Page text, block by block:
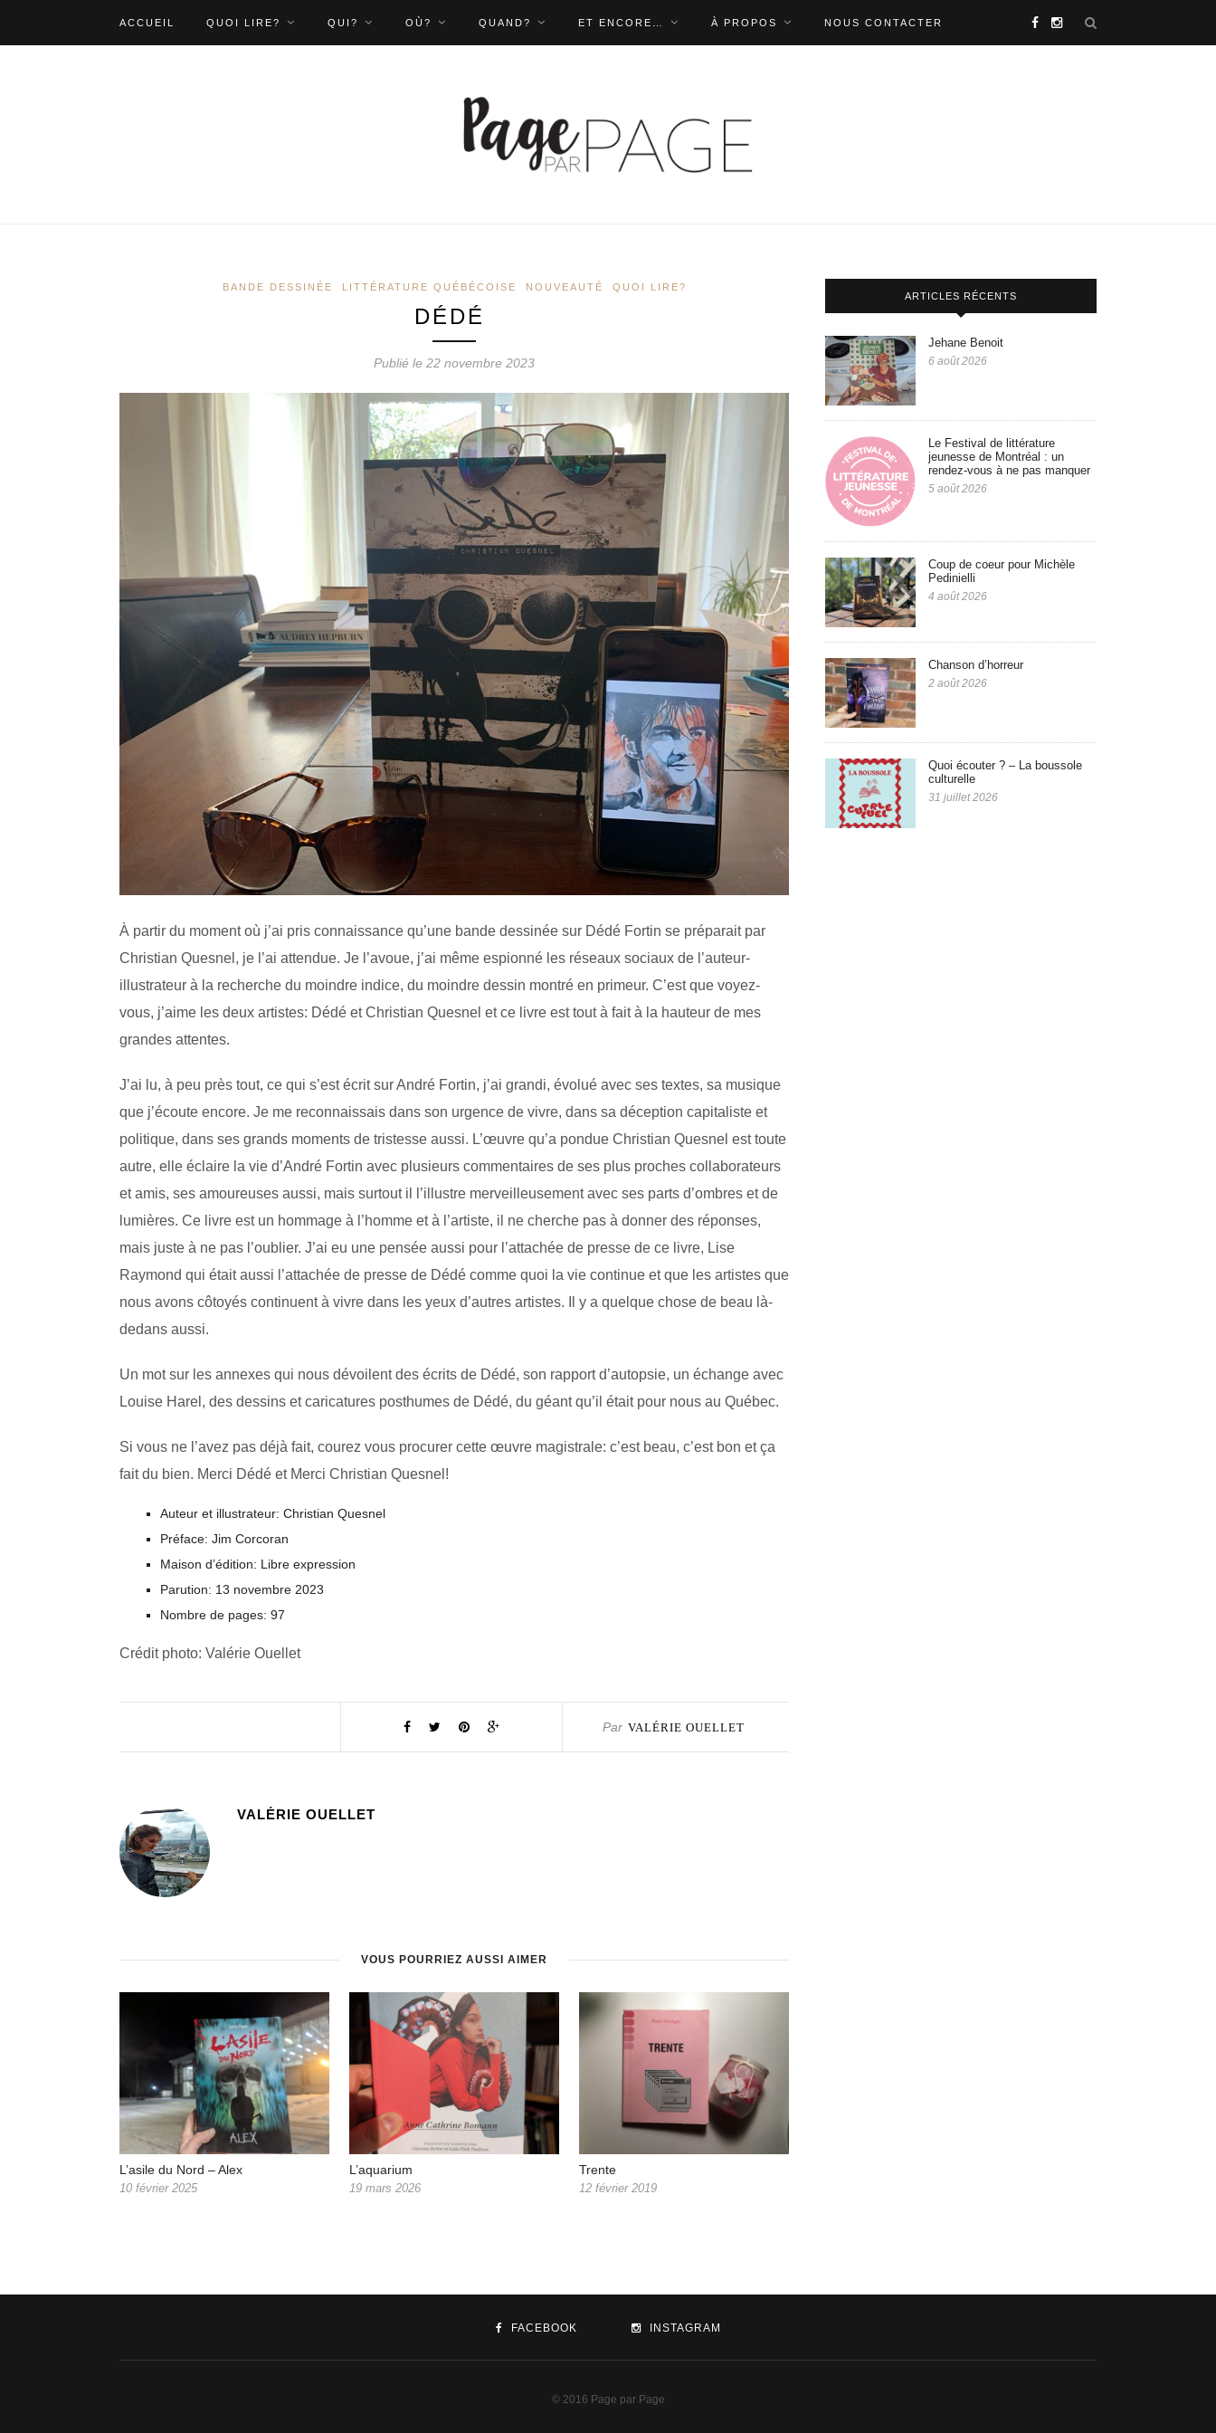
ACCUEIL QUOI LIRE? QUI? OÙ? QUAND? ET ENCORE… À PROPOS NOUS CONTACTER
BANDE DESSINÉE LITTÉRATURE QUÉBÉCOISE NOUVEAUTÉ QUOI LIRE?
DÉDÉ
Publié le 22 novembre 2023
À partir du moment où j’ai pris connaissance qu’une bande dessinée sur Dédé Fortin se préparait par
Christian Quesnel, je l’ai attendue. Je l’avoue, j’ai même espionné les réseaux sociaux de l’auteur-
illustrateur à la recherche du moindre indice, du moindre dessin montré en primeur. C’est que voyez-
vous, j’aime les deux artistes: Dédé et Christian Quesnel et ce livre est tout à fait à la hauteur de mes
grandes attentes.
J’ai lu, à peu près tout, ce qui s’est écrit sur André Fortin, j’ai grandi, évolué avec ses textes, sa musique
que j’écoute encore. Je me reconnaissais dans son urgence de vivre, dans sa déception capitaliste et
politique, dans ses grands moments de tristesse aussi. L’œuvre qu’a pondue Christian Quesnel est toute
autre, elle éclaire la vie d’André Fortin avec plusieurs commentaires de ses plus proches collaborateurs
et amis, ses amoureuses aussi, mais surtout il l’illustre merveilleusement avec ses parts d’ombres et de
lumières. Ce livre est un hommage à l’homme et à l’artiste, il ne cherche pas à donner des réponses,
mais juste à ne pas l’oublier. J’ai eu une pensée aussi pour l’attachée de presse de ce livre, Lise
Raymond qui était aussi l’attachée de presse de Dédé comme quoi la vie continue et que les artistes que
nous avons côtoyés continuent à vivre dans les yeux d’autres artistes. Il y a quelque chose de beau là-
dedans aussi.
Un mot sur les annexes qui nous dévoilent des écrits de Dédé, son rapport d’autopsie, un échange avec
Louise Harel, des dessins et caricatures posthumes de Dédé, du géant qu’il était pour nous au Québec.
Si vous ne l’avez pas déjà fait, courez vous procurer cette œuvre magistrale: c’est beau, c’est bon et ça
fait du bien. Merci Dédé et Merci Christian Quesnel!
Auteur et illustrateur: Christian Quesnel
Préface: Jim Corcoran
Maison d’édition: Libre expression
Parution: 13 novembre 2023
Nombre de pages: 97
Crédit photo: Valérie Ouellet
Par VALÉRIE OUELLET
VALÉRIE OUELLET
VOUS POURRIEZ AUSSI AIMER
L’asile du Nord – Alex
10 février 2025
L’aquarium
19 mars 2026
Trente
12 février 2019
ARTICLES RÉCENTS
Jehane Benoit
6 août 2026
Le Festival de littérature
jeunesse de Montréal : un
rendez-vous à ne pas manquer
5 août 2026
Coup de coeur pour Michèle
Pedinielli
4 août 2026
Chanson d’horreur
2 août 2026
Quoi écouter ? – La boussole
culturelle
31 juillet 2026
FACEBOOK INSTAGRAM
© 2016 Page par Page